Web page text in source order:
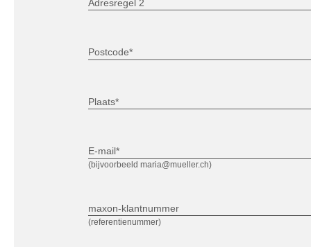
Adresregel 2
Postcode*
Plaats*
(bijvoorbeeld maria@mueller.ch)
E-mail*
(referentienummer)
maxon-klantnummer